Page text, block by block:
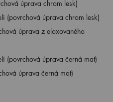
úprava chrom lesk)
(povrchová úprava chrom lesk)
úprava z eloxovaného
(povrchová úprava černá mat)
úprava černá mat)